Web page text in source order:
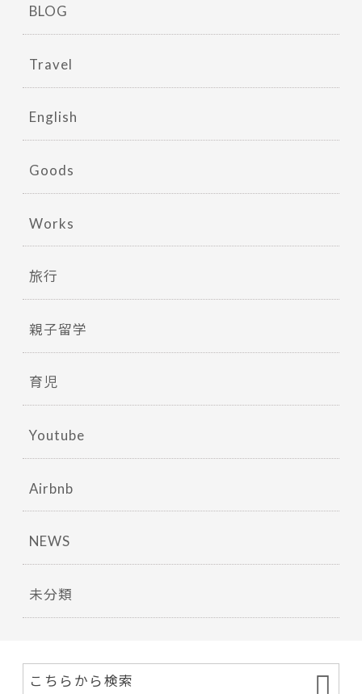
BLOG
Travel
English
Goods
Works
旅行
親子留学
育児
Youtube
Airbnb
NEWS
未分類